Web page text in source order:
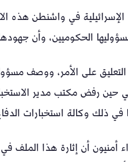
في واشنطن هذه
الحكوميين، وأن
على الأمر، ووصف
في ذلك وكالة استخبارات
أمنيون أن إثارة هذا الملف